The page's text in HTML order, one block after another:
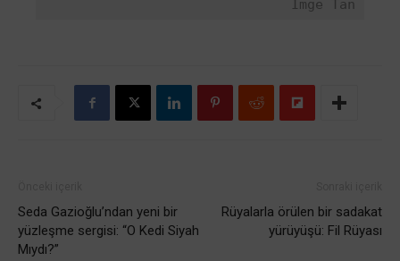
İmge Tan
Seda Gazioğlu’ndan yeni bir
yüzleşme sergisi: “O Kedi Siyah
Mıydı?”
Rüyalarla örülen bir sadakat
yürüyüşü: Fil Rüyası